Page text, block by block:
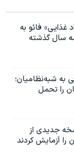
فائو به
سال گذشته
به شبه‌نظامیان؛
را تحمل
جدیدی از
را آزمایش کردند